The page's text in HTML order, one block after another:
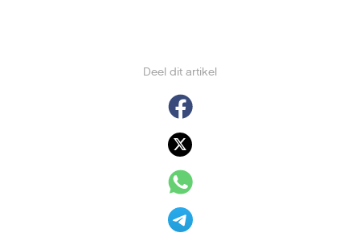
Deel dit artikel